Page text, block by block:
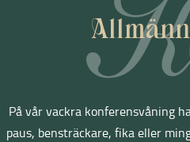
På vår vackra konferensvåning
paus, bensträckare, fika eller